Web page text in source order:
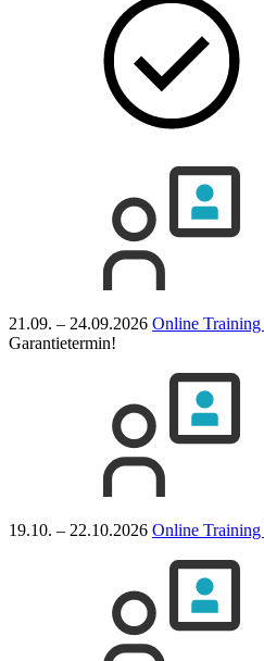
21.09. – 24.09.2026 Online Training
Garantietermin!
19.10. – 22.10.2026 Online Training